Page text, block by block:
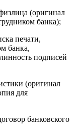
(оригинал
банка);
печати,
банка,
подписей
(оригинал
для
банковского